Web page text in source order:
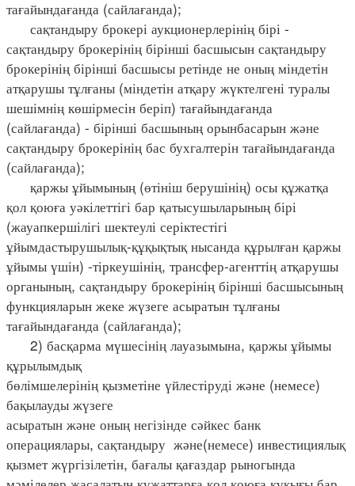
тағайындағанда (сайлағанда);
сақтандыру брокері аукционерлерінің бірі -
сақтандыру брокерінің бірінші басшысын сақтандыру
брокерінің бірінші басшысы ретінде не оның міндетін
атқарушы тұлғаны (міндетін атқару жүктелгені туралы
шешімнің көшірмесін беріп) тағайындағанда
(сайлағанда) - бірінші басшының орынбасарын және
сақтандыру брокерінің бас бухгалтерін тағайындағанда
(сайлағанда);
қаржы ұйымының (өтініш берушінің) осы құжатқа
қол қоюға уәкілеттігі бар қатысушыларының бірі
(жауапкершілігі шектеулі серіктестігі
ұйымдастырушылық-құқықтық нысанда құрылған қаржы
ұйымы үшін) -тіркеушінің, трансфер-агенттің атқарушы
органының, сақтандыру брокерінің бірінші басшысының
функцияларын жеке жүзеге асыратын тұлғаны
тағайындағанда (сайлағанда);
2) басқарма мүшесінің лауазымына, қаржы ұйымы
құрылымдық
бөлімшелерінің қызметіне үйлестіруді және (немесе)
бақылауды жүзеге
асыратын және оның негізінде сәйкес банк
операциялары, сақтандыру және(немесе) инвестициялық
қызмет жүргізілетін, бағалы қағаздар рыногында